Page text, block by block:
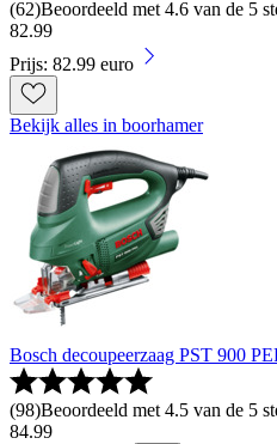
(62)Beoordeeld met 4.6 van de 5
82.99
Prijs: 82.99 euro
Bekijk alles in boorhamer
Bosch decoupeerzaag PST 900
(98)Beoordeeld met 4.5 van de 5
84.99